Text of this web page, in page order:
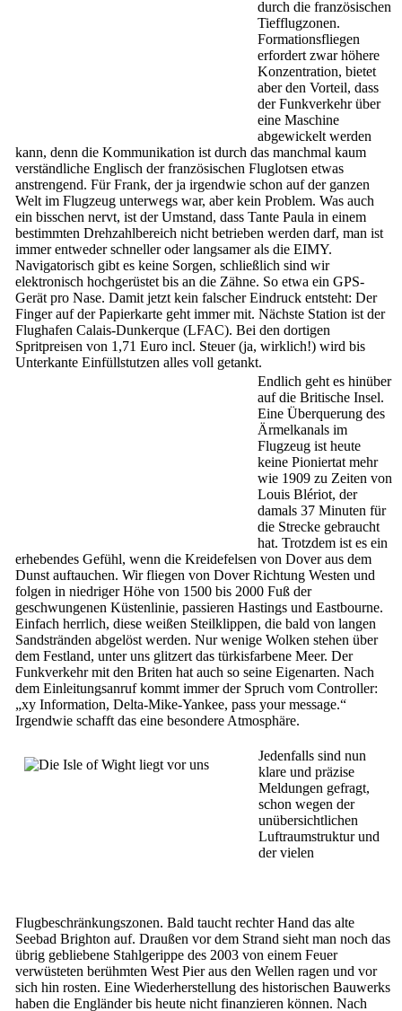
durch die französischen
Tiefflugzonen.
Formationsfliegen
erfordert zwar höhere
Konzentration, bietet
aber den Vorteil, dass
der Funkverkehr über
eine Maschine
abgewickelt werden
kann, denn die Kommunikation ist durch das manchmal kaum
verständliche Englisch der französischen Fluglotsen etwas
anstrengend. Für Frank, der ja irgendwie schon auf der ganzen
Welt im Flugzeug unterwegs war, aber kein Problem. Was auch
ein bisschen nervt, ist der Umstand, dass Tante Paula in einem
bestimmten Drehzahlbereich nicht betrieben werden darf, man ist
immer entweder schneller oder langsamer als die EIMY.
Navigatorisch gibt es keine Sorgen, schließlich sind wir
elektronisch hochgerüstet bis an die Zähne. So etwa ein GPS-
Gerät pro Nase. Damit jetzt kein falscher Eindruck entsteht: Der
Finger auf der Papierkarte geht immer mit. Nächste Station ist der
Flughafen Calais-Dunkerque (LFAC). Bei den dortigen
Spritpreisen von 1,71 Euro incl. Steuer (ja, wirklich!) wird bis
Unterkante Einfüllstutzen alles voll getankt.
Endlich geht es hinüber
auf die Britische Insel.
Eine Überquerung des
Ärmelkanals im
Flugzeug ist heute
keine Pioniertat mehr
wie 1909 zu Zeiten von
Louis Blériot, der
damals 37 Minuten für
die Strecke gebraucht
hat. Trotzdem ist es ein
erhebendes Gefühl, wenn die Kreidefelsen von Dover aus dem
Dunst auftauchen. Wir fliegen von Dover Richtung Westen und
folgen in niedriger Höhe von 1500 bis 2000 Fuß der
geschwungenen Küstenlinie, passieren Hastings und Eastbourne.
Einfach herrlich, diese weißen Steilklippen, die bald von langen
Sandstränden abgelöst werden. Nur wenige Wolken stehen über
dem Festland, unter uns glitzert das türkisfarbene Meer. Der
Funkverkehr mit den Briten hat auch so seine Eigenarten. Nach
dem Einleitungsanruf kommt immer der Spruch vom Controller:
„xy Information, Delta-Mike-Yankee, pass your message.“
Irgendwie schafft das eine besondere Atmosphäre.
Jedenfalls sind nun
klare und präzise
Meldungen gefragt,
schon wegen der
unübersichtlichen
Luftraumstruktur und
der vielen
Flugbeschränkungszonen. Bald taucht rechter Hand das alte
Seebad Brighton auf. Draußen vor dem Strand sieht man noch das
übrig gebliebene Stahlgerippe des 2003 von einem Feuer
verwüsteten berühmten West Pier aus den Wellen ragen und vor
sich hin rosten. Eine Wiederherstellung des historischen Bauwerks
haben die Engländer bis heute nicht finanzieren können. Nach